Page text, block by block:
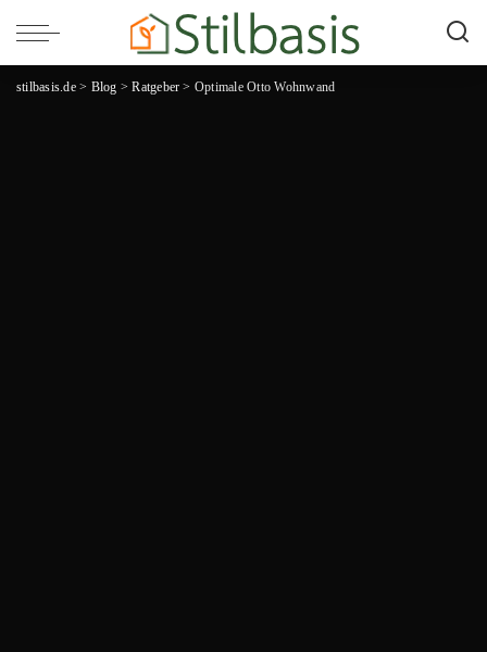
stilbasis.de> Blog >Ratgeber > Optimale Otto Wohnwand